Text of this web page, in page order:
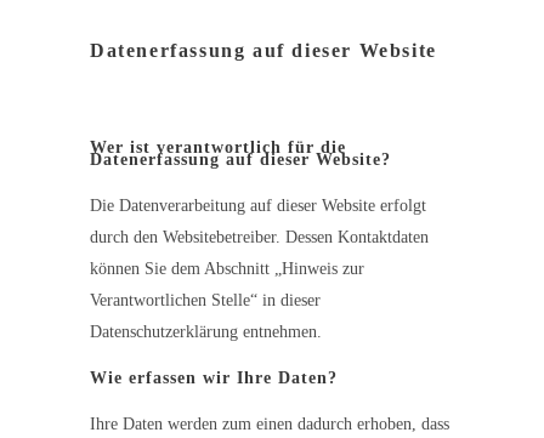
Datenerfassung auf dieser Website
Wer ist verantwortlich für die
Datenerfassung auf dieser Website?
Die Datenverarbeitung auf dieser Website erfolgt
durch den Websitebetreiber. Dessen Kontaktdaten
können Sie dem Abschnitt „Hinweis zur
Verantwortlichen Stelle“ in dieser
Datenschutzerklärung entnehmen.
Wie erfassen wir Ihre Daten?
Ihre Daten werden zum einen dadurch erhoben, dass